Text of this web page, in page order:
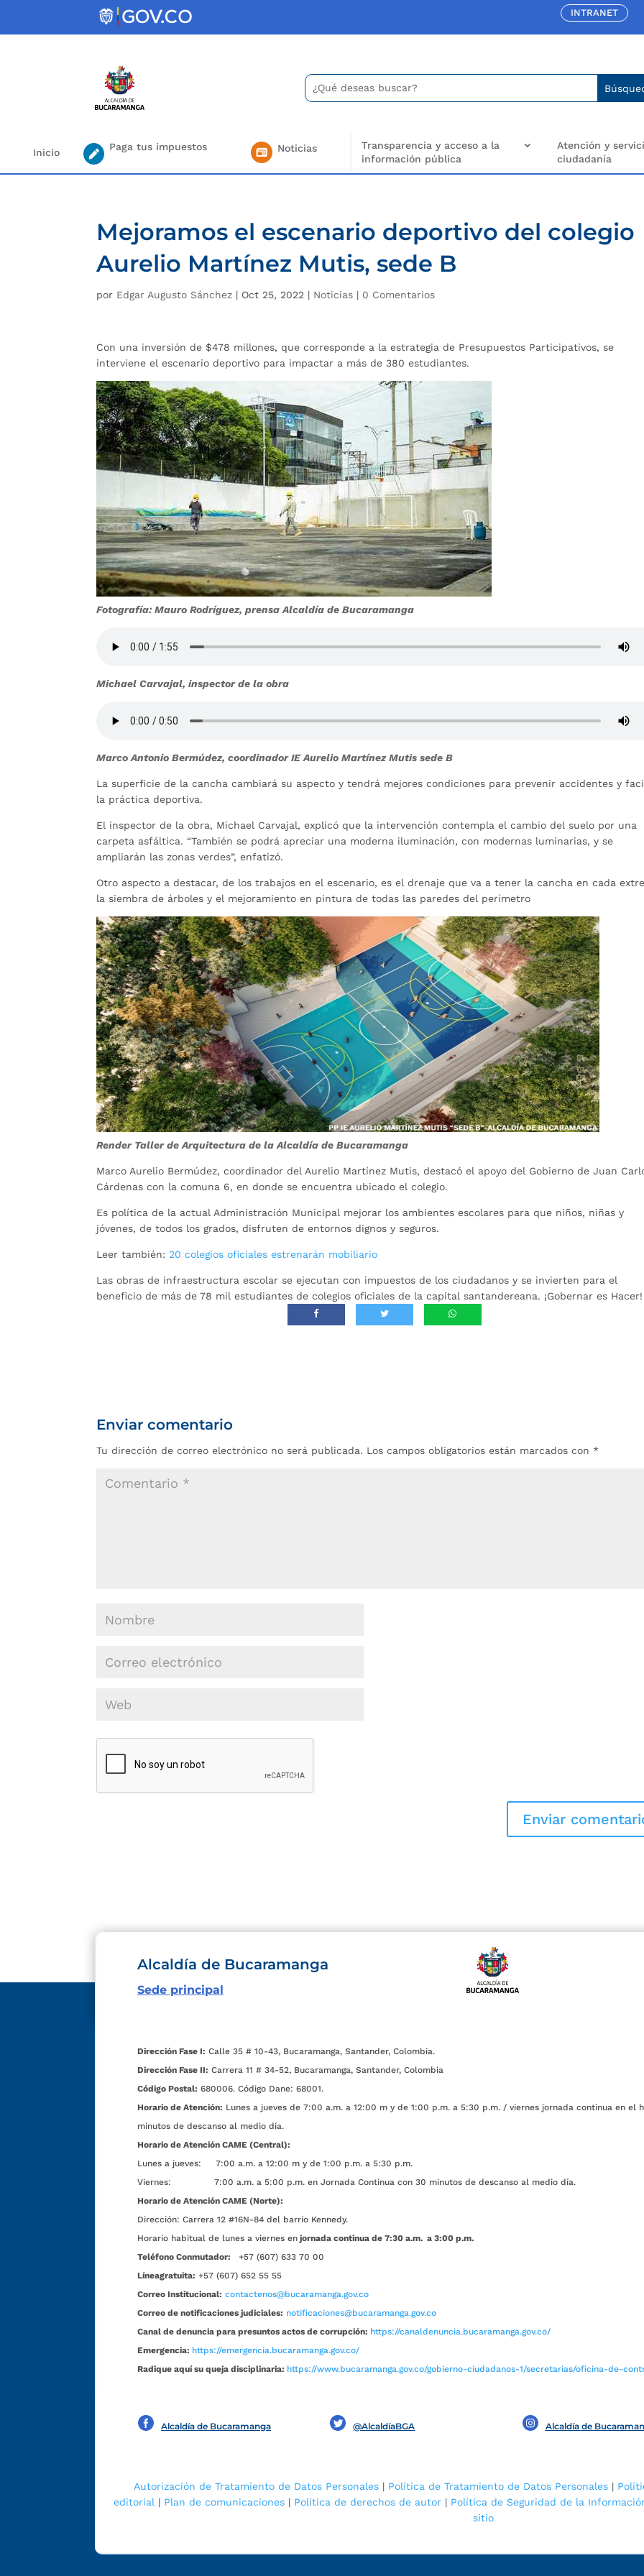
INTRANET
Buscar:
Search
for...
Inicio Paga tus impuestos Noticias
Transparencia y acceso a la
información pública
Atención y
ciudadanía
Mejoramos el escenario deportivo del colegio
Aurelio Martínez Mutis, sede B
por Edgar Augusto Sánchez | Oct 25, 2022 | Noticias | 0 Comentarios
Con una inversión de $478 millones, que corresponde a la estrategia de Presupuestos Participativos, se
interviene el escenario deportivo para impactar a más de 380 estudiantes.
Fotografía: Mauro Rodríguez, prensa Alcaldía de Bucaramanga
Michael Carvajal, inspector de la obra
Marco Antonio Bermúdez, coordinador IE Aurelio Martínez Mutis sede B
La superficie de la cancha cambiará su aspecto y tendrá mejores condiciones para prevenir accidentes y
la práctica deportiva.
El inspector de la obra, Michael Carvajal, explicó que la intervención contempla el cambio del suelo por una
carpeta asfáltica. “También se podrá apreciar una moderna iluminación, con modernas luminarias, y se
ampliarán las zonas verdes”, enfatizó.
Otro aspecto a destacar, de los trabajos en el escenario, es el drenaje que va a tener la cancha en cada
la siembra de árboles y el mejoramiento en pintura de todas las paredes del perímetro
Render Taller de Arquitectura de la Alcaldía de Bucaramanga
Marco Aurelio Bermúdez, coordinador del Aurelio Martínez Mutis, destacó el apoyo del Gobierno de Juan
Cárdenas con la comuna 6, en donde se encuentra ubicado el colegio.
Es política de la actual Administración Municipal mejorar los ambientes escolares para que niños, niñas y
jóvenes, de todos los grados, disfruten de entornos dignos y seguros.
Leer también: 20 colegios oficiales estrenarán mobiliario
Las obras de infraestructura escolar se ejecutan con impuestos de los ciudadanos y se invierten para el
beneficio de más de 78 mil estudiantes de colegios oficiales de la capital santandereana. ¡Gobernar es Hacer!
Enviar comentario
Tu dirección de correo electrónico no será publicada. Los campos obligatorios están marcados con *
Alcaldía de Bucaramanga
Sede principal
Dirección Fase I: Calle 35 # 10-43, Bucaramanga, Santander, Colombia.
Dirección Fase II: Carrera 11 # 34-52, Bucaramanga, Santander, Colombia
Código Postal: 680006. Código Dane: 68001.
Horario de Atención: Lunes a jueves de 7:00 a.m. a 12:00 m y de 1:00 p.m. a 5:30 p.m. / viernes jornada continua en el
minutos de descanso al medio día.
Horario de Atención CAME (Central):
Lunes a jueves: 7:00 a.m. a 12:00 m y de 1:00 p.m. a 5:30 p.m.
Viernes: 7:00 a.m. a 5:00 p.m. en Jornada Continua con 30 minutos de descanso al medio día.
Horario de Atención CAME (Norte):
Dirección: Carrera 12 #16N-84 del barrio Kennedy.
Horario habitual de lunes a viernes en jornada continua de 7:30 a.m. a 3:00 p.m.
Teléfono Conmutador:
+57 (607) 633 70 00
Líneagratuita: +57 (607) 652 55 55
Correo Institucional: contactenos@bucaramanga.gov.co
Correo de notificaciones judiciales: notificaciones@bucaramanga.gov.co
Canal de denuncia para presuntos actos de corrupción: https://canaldenuncia.bucaramanga.gov.co/
Emergencia: https://emergencia.bucaramanga.gov.co/
Radique aquí su queja disciplinaria: https://www.bucaramanga.gov.co/gobierno-ciudadanos-1/secretarias/oficina-de-
Alcaldía de Bucaramanga @AlcaldíaBGA Alcaldía de
Autorización de Tratamiento de Datos Personales | Política de Tratamiento de Datos Personales |
editorial | Plan de comunicaciones | Política de derechos de autor | Política de Seguridad de la
sitio